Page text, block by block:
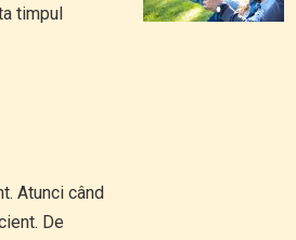
timpul
Atunci când
De